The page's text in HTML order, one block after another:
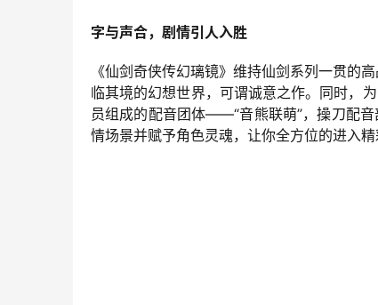
字与声合，剧情引人入胜
《仙剑奇侠传幻璃镜》维持仙剑系列一贯的
临其境的幻想世界，可谓诚意之作。同时，
员组成的配音团体——“音熊联萌”，操刀配
情场景并赋予角色灵魂，让你全方位的进入